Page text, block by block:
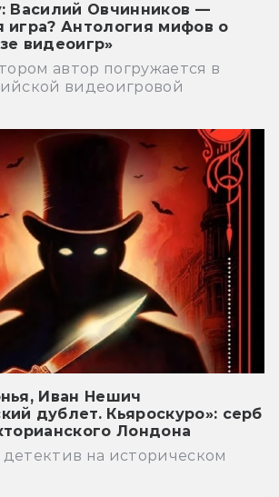
Василий Овчинников —
игра? Антология мифов о
видеоигр»
автор погружается в
видеоигровой
Иван Нешич
дублет. Кьяроскуро»: серб
Лондона
на историческом